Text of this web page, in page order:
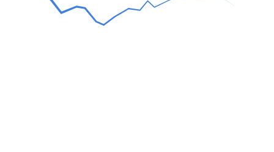
Прирост энергичности, повышение иммунитета,
улучшение интеллектуальных ресурсов, а для
мужчин – потенция новых качеств – все эти